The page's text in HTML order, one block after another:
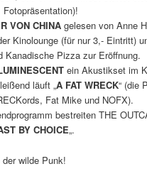
VON CHINA gelesen von Anne
Kinolounge (für nur 3,- Eintritt)
Kanadische Pizza zur Eröffnung.
ein Akustikset im
läuft „A FAT WRECK“ (die
Fat Mike und NOFX).
bestreiten THE
BY CHOICE„.
wilde Punk!